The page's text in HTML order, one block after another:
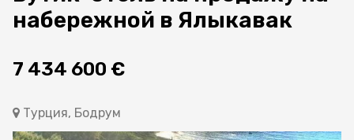
набережной в Ялыкавак
7 434 600 €
Турция, Бодрум